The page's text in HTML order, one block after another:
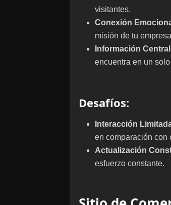
visitantes.
Conexión
misión de tu
Información
encuentra en un solo
Desafíos:
Interacción
en comparación con
Actualización
esfuerzo constante.